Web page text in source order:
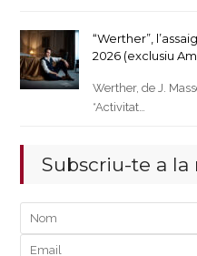
“Werther”,
2026 (exclusiu
Werther, de J.
*Activitat…
Subscriu-te a